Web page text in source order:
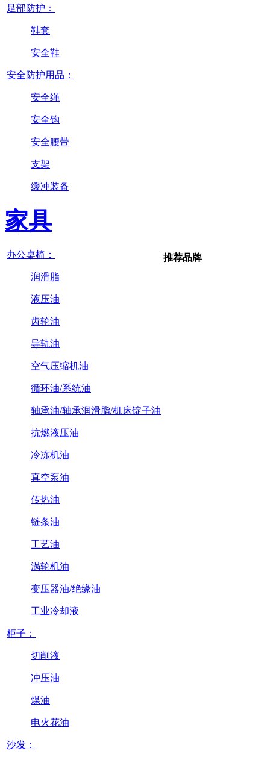
足部防护：
鞋套
安全鞋
安全防护用品：
安全绳
安全钩
安全腰带
支架
缓冲装备
家具
办公桌椅：
润滑脂
液压油
齿轮油
导轨油
空气压缩机油
循环油/系统油
轴承油/轴承润滑脂/机床锭子油
抗燃液压油
冷冻机油
真空泵油
传热油
链条油
工艺油
涡轮机油
变压器油/绝缘油
工业冷却液
柜子：
切削液
冲压油
煤油
电火花油
沙发：
推荐品牌